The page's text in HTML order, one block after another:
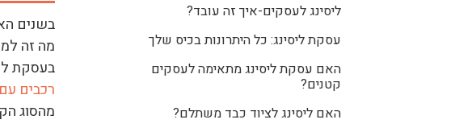
ליסינג לעסקים-איך זה עובד?
עסקת ליסינג: כל היתרונות בכיס שלך
האם עסקת ליסינג מתאימה לעסקים
קטנים?
האם ליסינג לציוד כבד משתלם?
בשנים
מה זה
בעסקת
רכבים
מהסוג